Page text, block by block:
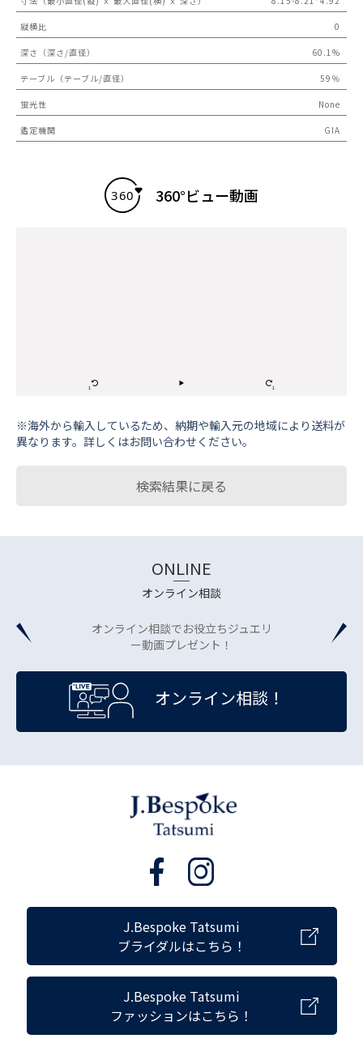
縦横比 0
深さ（深さ/直径） 60.1%
テーブル（テーブル/直径） 59％
蛍光性 None
鑑定機関 GIA
360°ビュー動画
※海外から輸⼊しているため、納期や輸⼊元の地域により送料が
異なります。詳しくはお問い合わせください。
検索結果に戻る
ONLINE
オンライン相談
オンライン相談でお役立ちジュエリ
ー動画プレゼント！
オンライン相談！
J.Bespoke Tatsumi
ブライダルはこちら！
J.Bespoke Tatsumi
ファッションはこちら！